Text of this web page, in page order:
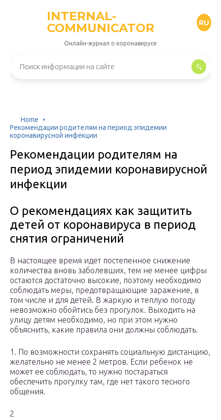
INTERNAL-
COMMUNICATOR
RU
Онлайн-журнал о коронавирусе
Home
Рекомендации родителям на период эпидемии
коронавирусной инфекции
Рекомендации родителям на
период эпидемии коронавирусной
инфекции
О рекомендациях как защитить
детей от коронавируса в период
снятия ограничений
В настоящее время идет постепенное снижение
количества вновь заболевших, тем не менее цифры
остаются достаточно высокие, поэтому необходимо
соблюдать меры, предотвращающие заражение, в
том числе и для детей. В жаркую и теплую погоду
невозможно обойтись без прогулок. Выходить на
улицу детям необходимо, но при этом нужно
объяснить, какие правила они должны соблюдать.
1. По возможности сохранять социальную дистанцию,
желательно не менее 2 метров. Если ребенок не
может ее соблюдать, то нужно постараться
обеспечить прогулку там, где нет такого тесного
общения.
2